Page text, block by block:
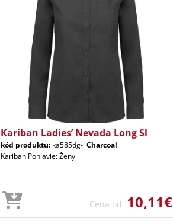
Kariban Ladies’ Nevada Long Sl
kód produktu: ka585dg-l Charcoal
Kariban Pohlavie: Ženy
Cena od 10,11€